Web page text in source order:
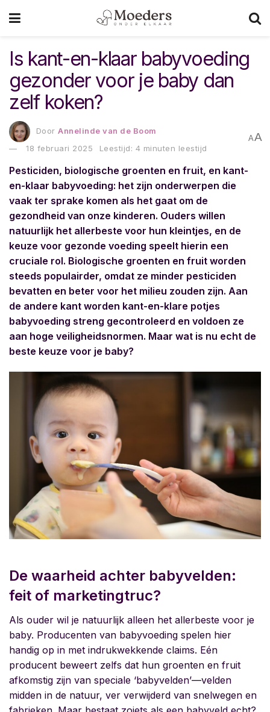
Is kant-en-klaar babyvoeding
gezonder voor je baby dan
zelf koken?
Door Annelinde van de Boom
18 februari 2025
Leestijd: 4 minuten leestijd
AA
Pesticiden, biologische groenten en fruit, en kant-
en-klaar babyvoeding: het zijn onderwerpen die
vaak ter sprake komen als het gaat om de
gezondheid van onze kinderen. Ouders willen
natuurlijk het allerbeste voor hun kleintjes, en de
keuze voor gezonde voeding speelt hierin een
cruciale rol. Biologische groenten en fruit worden
steeds populairder, omdat ze minder pesticiden
bevatten en beter voor het milieu zouden zijn. Aan
de andere kant worden kant-en-klare potjes
babyvoeding streng gecontroleerd en voldoen ze
aan hoge veiligheidsnormen. Maar wat is nu echt de
beste keuze voor je baby?
De waarheid achter babyvelden:
feit of marketingtruc?
Als ouder wil je natuurlijk alleen het allerbeste voor je
baby. Producenten van babyvoeding spelen hier
handig op in met indrukwekkende claims. Eén
producent beweert zelfs dat hun groenten en fruit
afkomstig zijn van speciale ‘babyvelden’—velden
midden in de natuur, ver verwijderd van snelwegen en